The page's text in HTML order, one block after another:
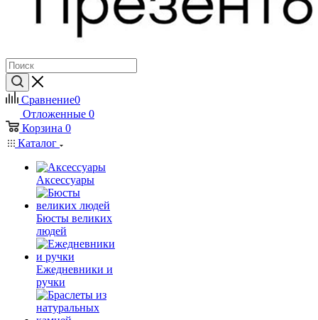
Сравнение0
Отложенные 0
Корзина 0
Каталог
Аксессуары
Бюсты великих
людей
Ежедневники и
ручки